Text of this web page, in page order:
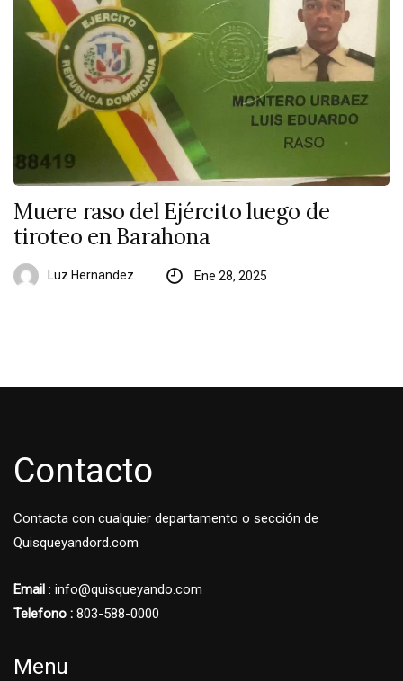
Muere raso del Ejército luego de
tiroteo en Barahona
Luz Hernandez Ene 28, 2025
Contacto
Contacta con cualquier departamento o sección de
Quisqueyandord.com
Email : info@quisqueyando.com
Telefono : 803-588-0000
Menu